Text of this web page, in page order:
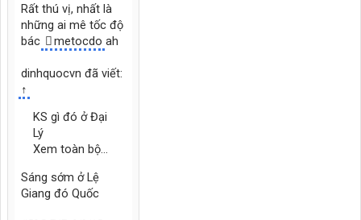
Rất thú vị, nhất là
những ai mê tốc độ
bác
metocdo ah
dinhquocvn đã viết:
↑
KS gì đó ở Đại
Lý
Xem toàn bộ...
Sáng sớm ở Lệ
Giang đó Quốc